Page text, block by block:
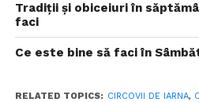
Tradiții și obiceiuri în
faci
Ce este bine să faci în
RELATED TOPICS: CIRCOVII DE IARNA,